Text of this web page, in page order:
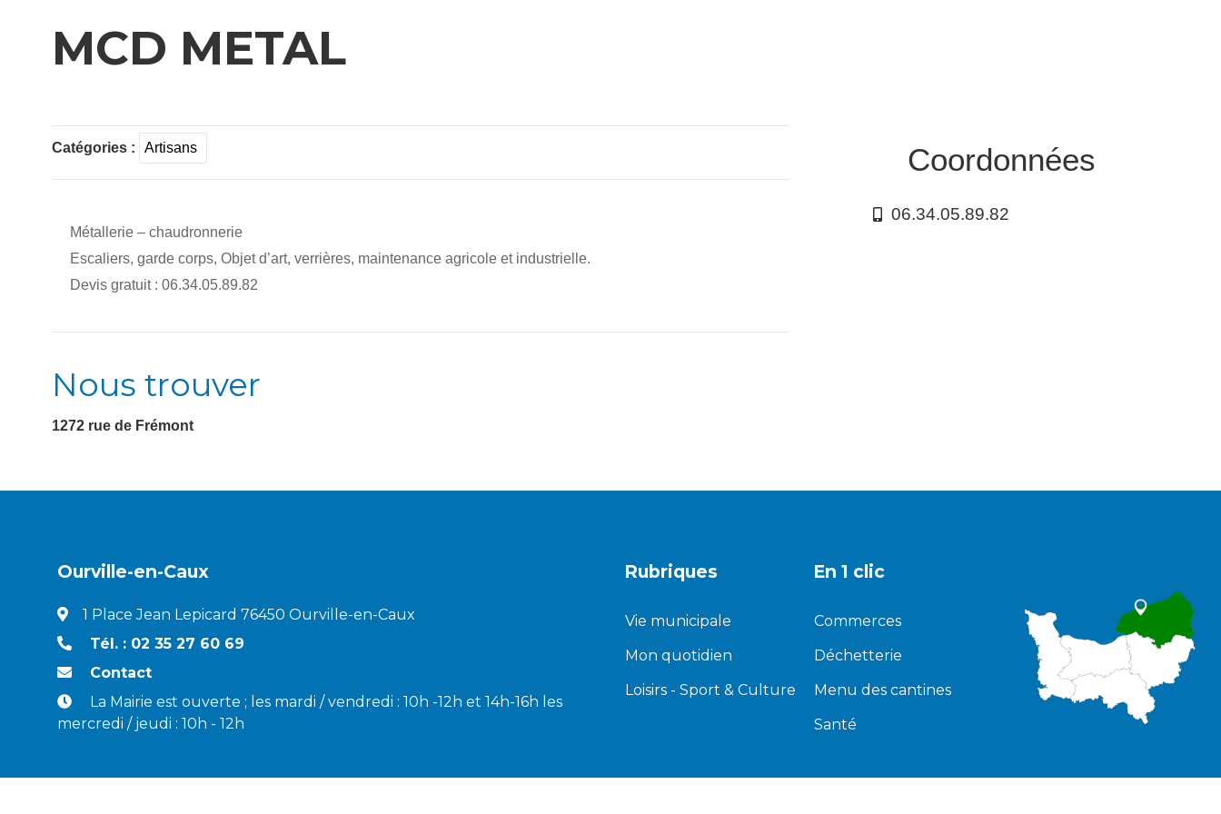
MCD METAL
Catégories : Artisans
Métallerie – chaudronnerie
Escaliers, garde corps, Objet d’art, verrières, maintenance agricole et industrielle.
Devis gratuit : 06.34.05.89.82
Nous trouver
1272 rue de Frémont
Coordonnées
06.34.05.89.82
Ourville-en-Caux
1 Place Jean Lepicard 76450 Ourville-en-Caux
Tél. : 02 35 27 60 69
Contact
La Mairie est ouverte ; les mardi / vendredi : 10h -12h et 14h-16h les
mercredi / jeudi : 10h - 12h
Rubriques
Vie municipale
Mon quotidien
Loisirs - Sport & Culture
En 1 clic
Commerces
Déchetterie
Menu des cantines
Santé